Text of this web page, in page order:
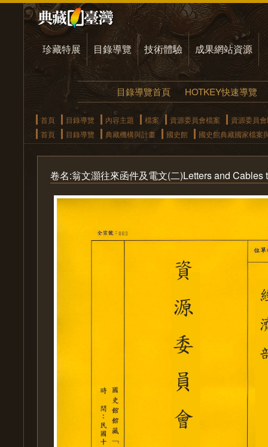
珍藏特展 目錄導覽 技術體驗 成果網站資源
目錄導覽首頁 HOTKEY快速導覽
首頁 目錄導覽 內容主題 檔案 資源委員會檔案
資源委員
首頁
目錄導覽 典藏機構與計畫 國史館 國史館典藏國家檔案
卷名:翁文灝往來函件及電文(二)Letters and